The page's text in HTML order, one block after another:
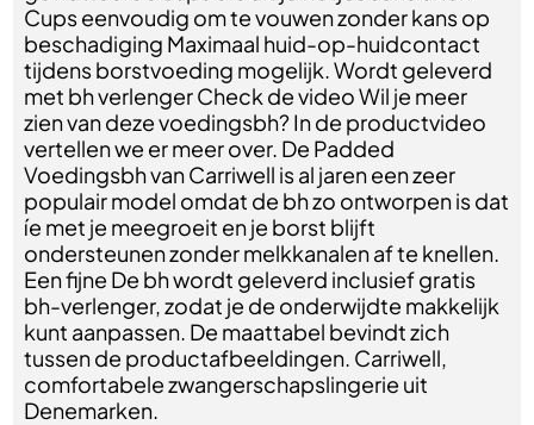
Cups eenvoudig om te vouwen zonder kans op
beschadiging Maximaal huid-op-huidcontact
tijdens borstvoeding mogelijk. Wordt geleverd
met bh verlenger Check de video Wil je meer
zien van deze voedingsbh? In de productvideo
vertellen we er meer over. De Padded
Voedingsbh van Carriwell is al jaren een zeer
populair model omdat de bh zo ontworpen is dat
íe met je meegroeit en je borst blijft
ondersteunen zonder melkkanalen af te knellen.
Een fijne De bh wordt geleverd inclusief gratis
bh-verlenger, zodat je de onderwijdte makkelijk
kunt aanpassen. De maattabel bevindt zich
tussen de productafbeeldingen. Carriwell,
comfortabele zwangerschapslingerie uit
Denemarken.